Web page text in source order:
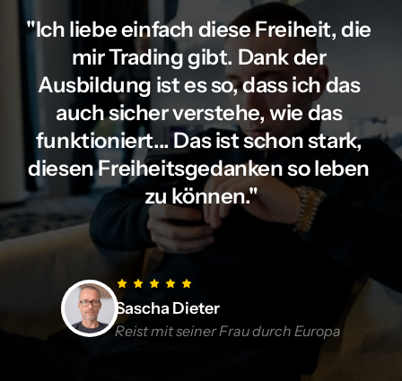
"Ich liebe einfach diese Freiheit, die
mir Trading gibt. Dank der
Ausbildung ist es so, dass ich das
auch sicher verstehe, wie das
funktioniert... Das ist schon stark,
diesen Freiheitsgedanken so leben
zu können."
Sascha Dieter
Reist mit seiner Frau durch Europa